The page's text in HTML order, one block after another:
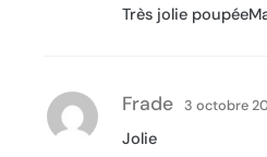
Très jolie
Frade 3 octobre
Jolie